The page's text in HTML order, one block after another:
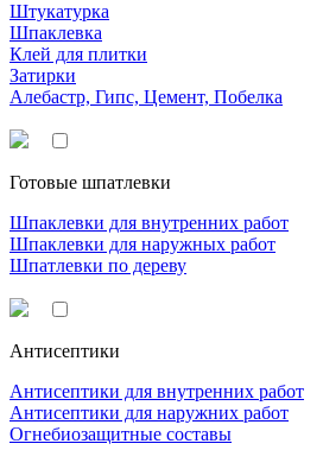
Штукатурка
Шпаклевка
Клей для плитки
Затирки
Алебастр, Гипс, Цемент, Побелка
Готовые шпатлевки
Шпаклевки для внутренних работ
Шпаклевки для наружных работ
Шпатлевки по дереву
Антисептики
Антисептики для внутренних работ
Антисептики для наружних работ
Огнебиозащитные составы